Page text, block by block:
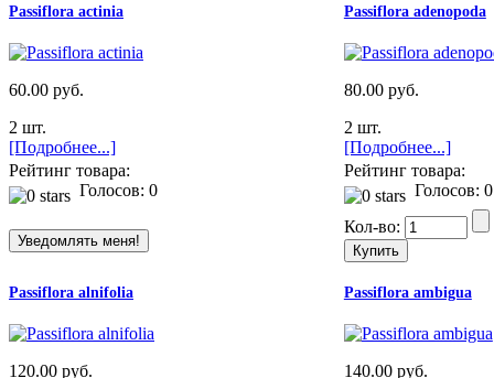
Passiflora actinia
60.00 руб.
2 шт.
[Подробнее...]
Рейтинг товара:
Голосов: 0
Passiflora adenopoda
80.00 руб.
2 шт.
[Подробнее...]
Рейтинг товара:
Голосов: 0
Кол-во:
Passiflora alnifolia
120.00 руб.
Passiflora ambigua
140.00 руб.